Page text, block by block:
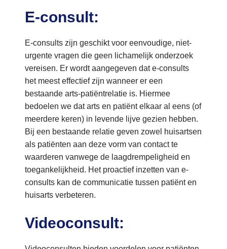
E-consult:
E-consults zijn geschikt voor eenvoudige, niet-
urgente vragen die geen lichamelijk onderzoek
vereisen. Er wordt aangegeven dat e-consults
het meest effectief zijn wanneer er een
bestaande arts-patiëntrelatie is. Hiermee
bedoelen we dat arts en patiënt elkaar al eens (of
meerdere keren) in levende lijve gezien hebben.
Bij een bestaande relatie geven zowel huisartsen
als patiënten aan deze vorm van contact te
waarderen vanwege de laagdrempeligheid en
toegankelijkheid. Het proactief inzetten van e-
consults kan de communicatie tussen patiënt en
huisarts verbeteren.
Videoconsult: